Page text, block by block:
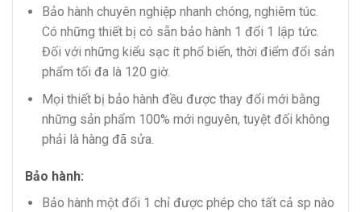
Bảo hành chuyên nghiệp nhanh chóng, nghiêm túc.
Có những thiết bị có sẵn bảo hành 1 đổi 1 lập tức.
Đối với những kiểu sạc ít phổ biến, thời điểm đổi sản
phẩm tối đa là 120 giờ.
Mọi thiết bị bảo hành đều được thay đổi mới bằng
những sản phẩm 100% mới nguyên, tuyệt đối không
phải là hàng đã sửa.
Bảo hành:
Bảo hành một đổi 1 chỉ được phép cho tất cả sp nào